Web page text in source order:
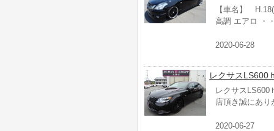
【車名】
高調 エアロ ・
2020-06-28
レクサス
レクサス
店頂き誠にあ
2020-06-27